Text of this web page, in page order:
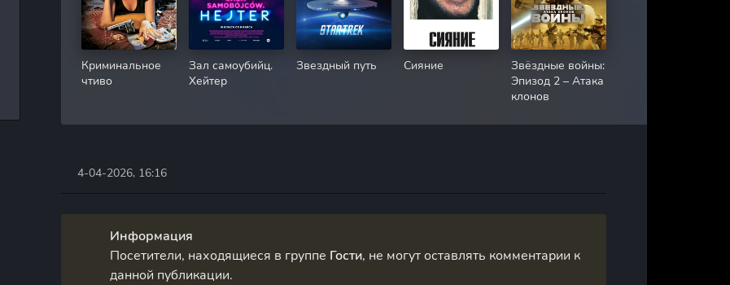
Криминальное
чтиво
Зал самоубийц.
Хейтер
Звездный путь Сияние
Звёздные войны:
Эпизод 2 – Атака
клонов
4-04-2026, 16:16
Информация
Посетители, находящиеся в группе Гости, не могут оставлять комментарии к
данной публикации.